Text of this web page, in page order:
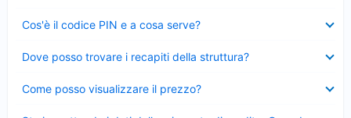
Cos'è il codice PIN e a cosa serve?
chiuso
Dove posso trovare i recapiti della struttura?
chiuso
Come posso visualizzare il prezzo?
chiuso